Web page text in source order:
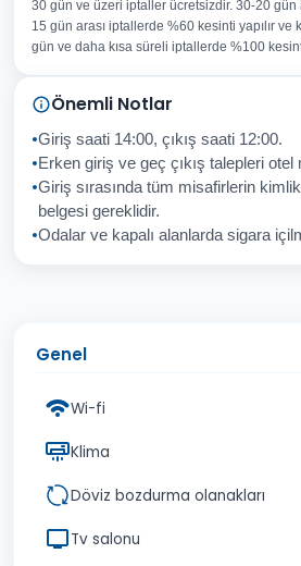
E-posta Adresiniz
Konu
Sorunuz
30 gün ve üzeri iptaller ücretsizdir. 30-20 gün
15 gün arası iptallerde %60 kesinti yapılır ve
gün ve daha kısa süreli iptallerde %100
Önemli Notlar
Giriş saati 14:00, çıkış saati 12:00.
Erken giriş ve geç çıkış talepleri otel
Giriş sırasında tüm misafirlerin
belgesi gereklidir.
Odalar ve kapalı alanlarda sigara
Genel
Wi-fi
Klima
Döviz bozdurma olanakları
Tv salonu